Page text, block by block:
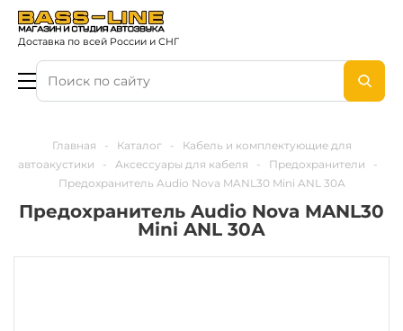
Доставка по всей России и СНГ
Главная - Каталог -
Кабель и комплектующие для
автоакустики
- Аксессуары для кабеля - Предохранители
-
Предохранитель Audio Nova MANL30 Mini ANL 30А
Предохранитель Audio Nova MANL30
Mini ANL 30А